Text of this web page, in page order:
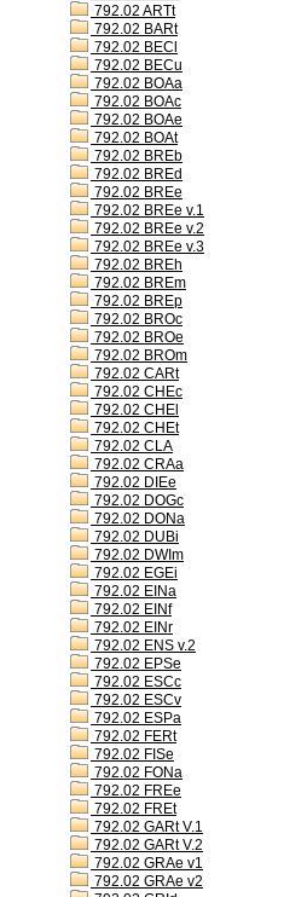
792.02 ARTt
792.02 BARt
792.02 BECl
792.02 BECu
792.02 BOAa
792.02 BOAc
792.02 BOAe
792.02 BOAt
792.02 BREb
792.02 BREd
792.02 BREe
792.02 BREe v.1
792.02 BREe v.2
792.02 BREe v.3
792.02 BREh
792.02 BREm
792.02 BREp
792.02 BROc
792.02 BROe
792.02 BROm
792.02 CARt
792.02 CHEc
792.02 CHEl
792.02 CHEt
792.02 CLA
792.02 CRAa
792.02 DIEe
792.02 DOGc
792.02 DONa
792.02 DUBi
792.02 DWIm
792.02 EGEi
792.02 EINa
792.02 EINf
792.02 EINr
792.02 ENS v.2
792.02 EPSe
792.02 ESCc
792.02 ESCv
792.02 ESPa
792.02 FERt
792.02 FISe
792.02 FONa
792.02 FREe
792.02 FREt
792.02 GARt V.1
792.02 GARt V.2
792.02 GRAe v1
792.02 GRAe v2